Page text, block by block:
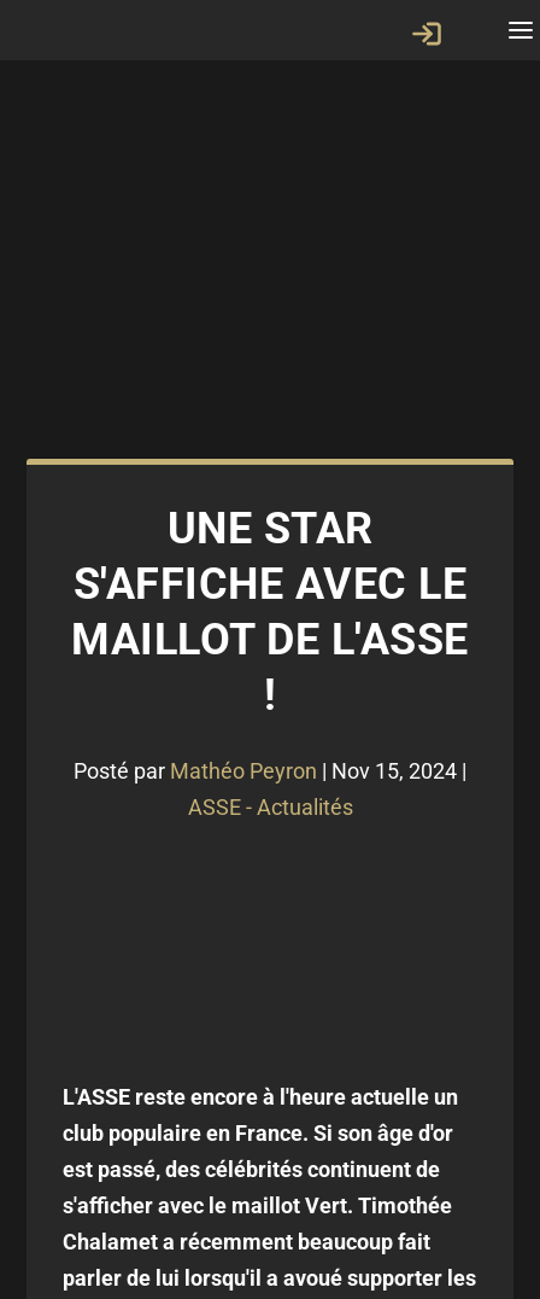
UNE STAR
S'AFFICHE AVEC LE
MAILLOT DE L'ASSE
!
Posté par Mathéo Peyron | Nov 15, 2024 |
ASSE - Actualités
L'ASSE reste encore à l'heure actuelle un
club populaire en France. Si son âge d'or
est passé, des célébrités continuent de
s'afficher avec le maillot Vert. Timothée
Chalamet a récemment beaucoup fait
parler de lui lorsqu'il a avoué supporter les